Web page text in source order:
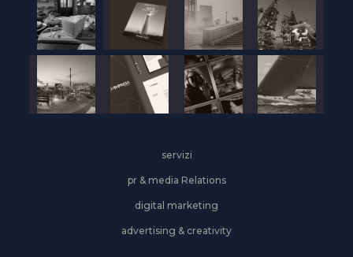
servizi
pr & media Relations
digital marketing
advertising & creativity